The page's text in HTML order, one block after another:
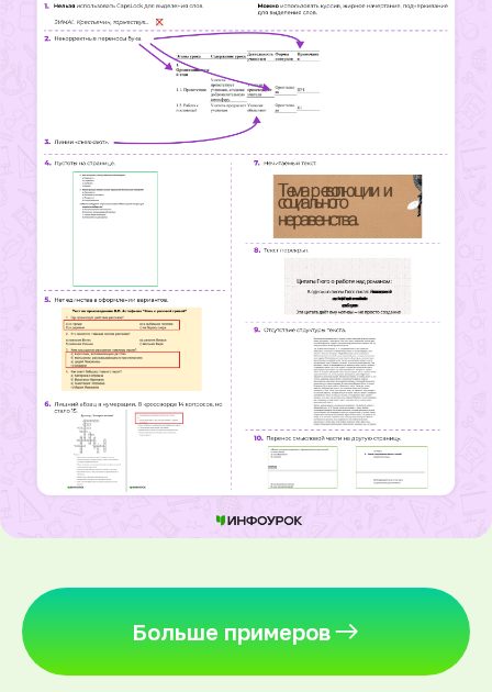
Больше примеров